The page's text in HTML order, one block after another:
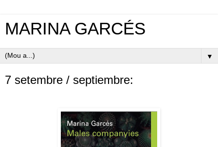
MARINA GARCÉS
▼
7 setembre / septiembre: